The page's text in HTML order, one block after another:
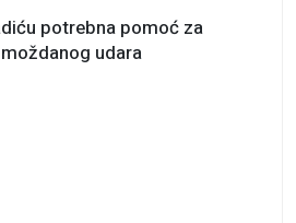
potrebna pomoć za
udara